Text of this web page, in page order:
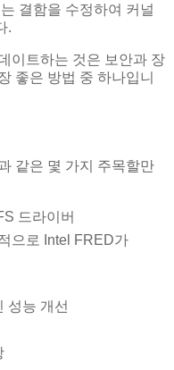
결함을 수정하여 커널
.
이트하는 것은 보안과 장
좋은 방법 중 하나입니
같은 몇 가지 주목할만
드라이버
으로 Intel FRED가
성능 개선